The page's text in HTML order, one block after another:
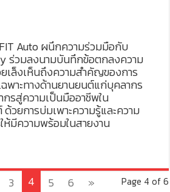
Auto ผนึกความร่วมมือกับ
ร่วมลงนามบันทึกข้อตกลงความ
เล็งเห็นถึงความสำคัญของการ
พาะทางด้านยานยนต์แก่บุคลากร
รสู่ความเป็นมืออาชีพใน
วยการบ่มเพาะความรู้และความ
ห้มีความพร้อมในสายงาน
Page 4 of 6
3 4 5 6 »